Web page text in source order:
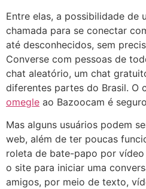
Entre elas, a possibilidade de
chamada para se conectar
até desconhecidos, sem
Converse com pessoas de
chat aleatório, um chat
diferentes partes do Brasil. O
omegle ao Bazoocam é
Mas alguns usuários podem
web, além de ter poucas
roleta de bate-papo por vídeo
o site para iniciar uma
amigos, por meio de texto,